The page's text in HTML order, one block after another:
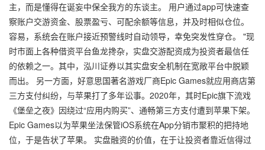
主，而是懂得在诞妄中保全我方的东谈主。 用户通过app可快速查
察账户交游资金、股票盈亏、可配余额等信息，并及时相似仓位。
容易，系统会在账户接近预警线时自动领导，幸免突发性穿仓。 "现
时市面上各种借资平台鱼龙搀杂，实盘交游配资成为投资者最信任
的依赖之一。其中，泓川证券以其实盘安全机制在宽敞平台中脱颖
而出。 另一方面，好意思国著名游戏厂商Epic Games就应用商店第
三方支付纠纷，与苹果打了多年讼事。2020年，其时Epic旗下流戏
《堡垒之夜》因绕过“应用内购买”、通畅第三方支付遭到苹果下架。
Epic Games以为苹果坐法保管iOS系统在App分销市聚积的把持地
位，于是告状了苹果。 实盘融资的价值，在于让投资者靠近信得过